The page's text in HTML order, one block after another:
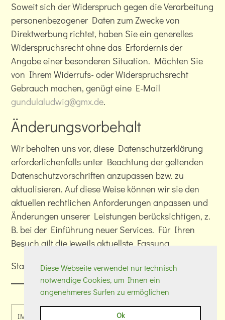
Diese Webseite verwendet nur technisch
notwendige Cookies, um Ihnen ein
angenehmeres Surfen zu ermöglichen
Ok
Soweit sich der Widerspruch gegen die Verarbeitung
personenbezogener Daten zum Zwecke von
Direktwerbung richtet, haben Sie ein generelles
Widerspruchsrecht ohne das Erfordernis der
Angabe einer besonderen Situation. Möchten Sie
von Ihrem Widerrufs- oder Widerspruchsrecht
Gebrauch machen, genügt eine E-Mail
gundulaludwig@gmx.de.
Änderungsvorbehalt
Wir behalten uns vor, diese Datenschutzerklärung
erforderlichenfalls unter Beachtung der geltenden
Datenschutzvorschriften anzupassen bzw. zu
aktualisieren. Auf diese Weise können wir sie den
aktuellen rechtlichen Anforderungen anpassen und
Änderungen unserer Leistungen berücksichtigen, z.
B. bei der Einführung neuer Services. Für Ihren
Besuch gilt die jeweils aktuellste Fassung.
Stand dieser Datenschutzerklärung: 23.09.2020
IMPRESSUM